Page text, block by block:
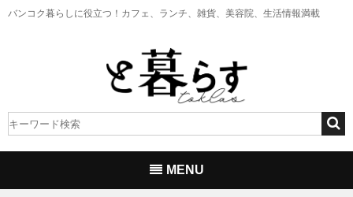
バンコク暮らしに役立つ！ カフェ、ランチ、雑貨、美容院、生活情報満載
MENU